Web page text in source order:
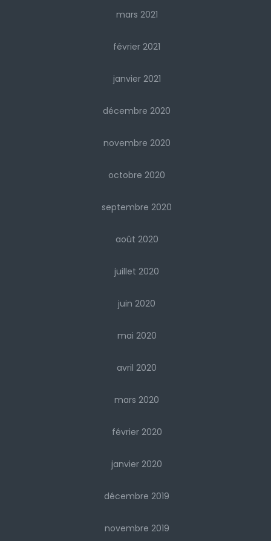
mars 2021
février 2021
janvier 2021
décembre 2020
novembre 2020
octobre 2020
septembre 2020
août 2020
juillet 2020
juin 2020
mai 2020
avril 2020
mars 2020
février 2020
janvier 2020
décembre 2019
novembre 2019